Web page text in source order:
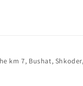
km 7, Bushat,